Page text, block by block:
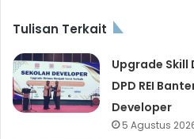
Tulisan Terkait
Upgrade Skill
DPD REI
Developer
5 Agustus